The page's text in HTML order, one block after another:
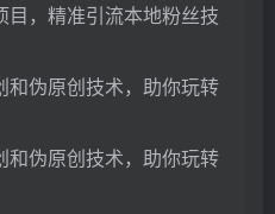
，精准引流本地粉丝技
和伪原创技术，助你玩转
和伪原创技术，助你玩转